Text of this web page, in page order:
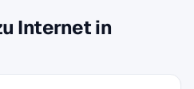
Internet in